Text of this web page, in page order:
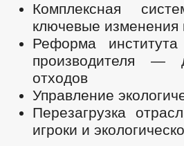
Комплексная
ключевые изменения
Реформа института
производителя —
отходов
Управление
Перезагрузка
игроки и